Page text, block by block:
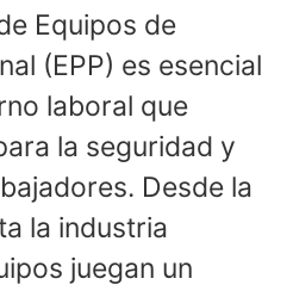
Equipos de
(EPP) es esencial
laboral que
la seguridad y
Desde la
la industria
juegan un